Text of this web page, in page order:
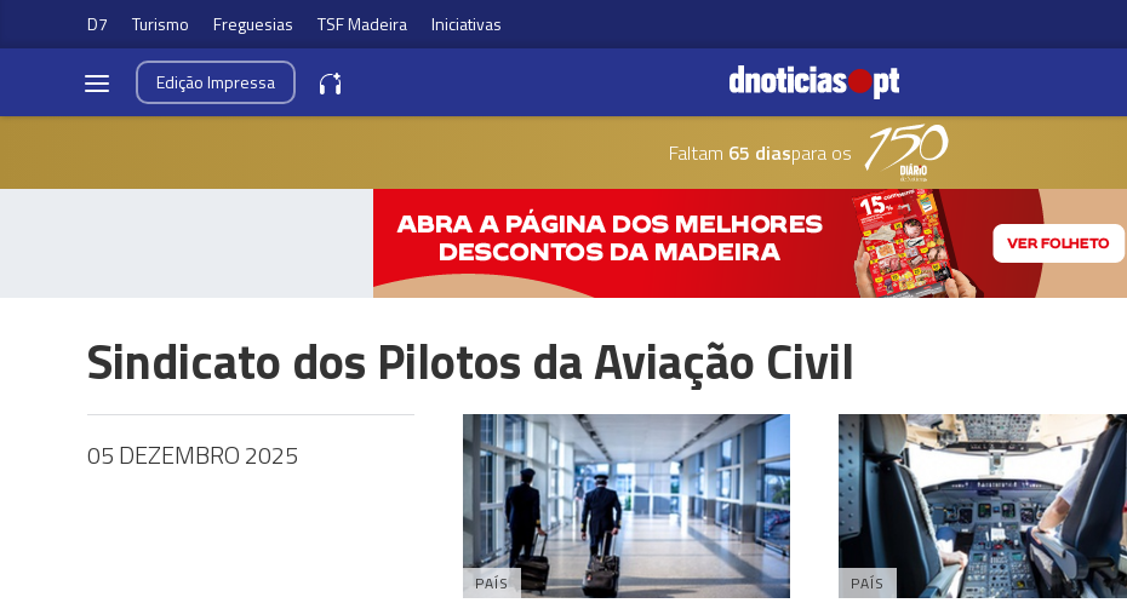
D7 Turismo Freguesias TSF Madeira Iniciativas
EdiçãoImpressa
Faltam 65 diaspara os
Sindicato dos Pilotos da Aviação Civil
05 DEZEMBRO 2025
PAÍS PAÍS